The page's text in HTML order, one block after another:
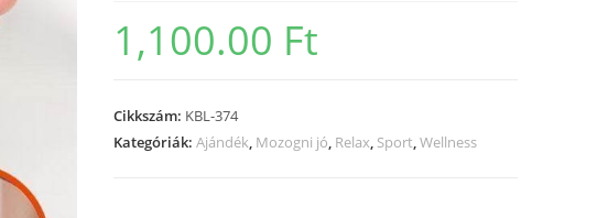
1,100.00 Ft
Cikkszám: KBL-374
Kategóriák:Ajándék, Mozogni jó, Relax, Sport,Wellness